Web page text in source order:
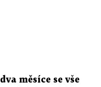
měsíce se vše